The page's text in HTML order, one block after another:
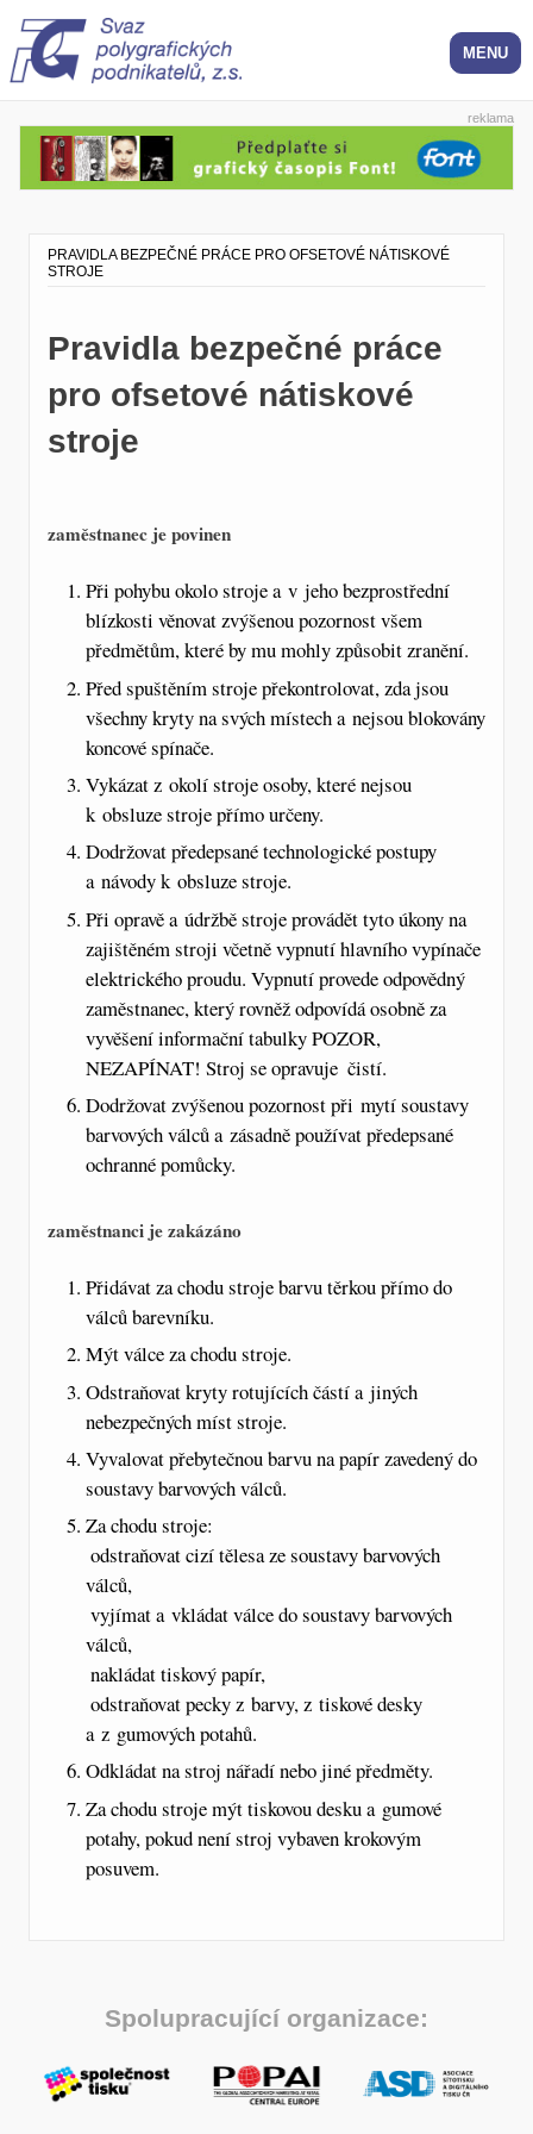
reklama
PRAVIDLA BEZPEČNÉ PRÁCE PRO OFSETOVÉ NÁTISKOVÉ
STROJE
Pravidla bezpečné práce
pro ofsetové nátiskové
stroje
zaměstnanec je povinen
Při pohybu okolo stroje a v jeho bezprostřední
blízkosti věnovat zvýšenou pozornost všem
předmětům, které by mu mohly způsobit zranění.
Před spuštěním stroje překontrolovat, zda jsou
všechny kryty na svých místech a nejsou blokovány
koncové spínače.
Vykázat z okolí stroje osoby, které nejsou
k obsluze stroje přímo určeny.
Dodržovat předepsané technologické postupy
a návody k obsluze stroje.
Při opravě a údržbě stroje provádět tyto úkony na
zajištěném stroji včetně vypnutí hlavního vypínače
elektrického proudu. Vypnutí provede odpovědný
zaměstnanec, který rovněž odpovídá osobně za
vyvěšení informační tabulky POZOR,
NEZAPÍNAT! Stroj se opravuje  čistí.
Dodržovat zvýšenou pozornost při mytí soustavy
barvových válců a zásadně používat předepsané
ochranné pomůcky.
zaměstnanci je zakázáno
Přidávat za chodu stroje barvu těrkou přímo do
válců barevníku.
Mýt válce za chodu stroje.
Odstraňovat kryty rotujících částí a jiných
nebezpečných míst stroje.
Vyvalovat přebytečnou barvu na papír zavedený do
soustavy barvových válců.
Za chodu stroje:
 odstraňovat cizí tělesa ze soustavy barvových
válců,
 vyjímat a vkládat válce do soustavy barvových
válců,
 nakládat tiskový papír,
 odstraňovat pecky z barvy, z tiskové desky
a z gumových potahů.
Odkládat na stroj nářadí nebo jiné předměty.
Za chodu stroje mýt tiskovou desku a gumové
potahy, pokud není stroj vybaven krokovým
posuvem.
Spolupracující organizace: